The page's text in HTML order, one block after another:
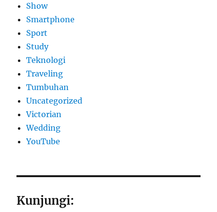
Show
Smartphone
Sport
Study
Teknologi
Traveling
Tumbuhan
Uncategorized
Victorian
Wedding
YouTube
Kunjungi: